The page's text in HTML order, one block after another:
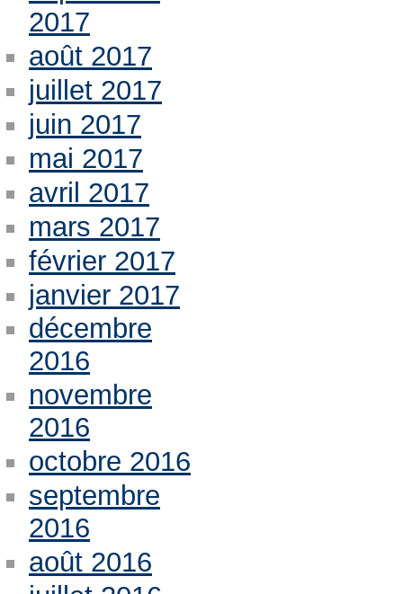
2017
août 2017
juillet 2017
juin 2017
mai 2017
avril 2017
mars 2017
février 2017
janvier 2017
décembre
2016
novembre
2016
octobre 2016
septembre
2016
août 2016